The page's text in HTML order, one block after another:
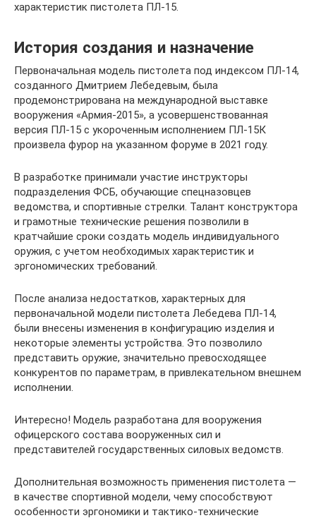
характеристик пистолета ПЛ-15.
История создания и назначение
Первоначальная модель пистолета под индексом ПЛ-14,
созданного Дмитрием Лебедевым, была
продемонстрирована на международной выставке
вооружения «Армия-2015», а усовершенствованная
версия ПЛ-15 с укороченным исполнением ПЛ-15К
произвела фурор на указанном форуме в 2021 году.
В разработке принимали участие инструкторы
подразделения ФСБ, обучающие спецназовцев
ведомства, и спортивные стрелки. Талант конструктора
и грамотные технические решения позволили в
кратчайшие сроки создать модель индивидуального
оружия, с учетом необходимых характеристик и
эргономических требований.
После анализа недостатков, характерных для
первоначальной модели пистолета Лебедева ПЛ-14,
были внесены изменения в конфигурацию изделия и
некоторые элементы устройства. Это позволило
представить оружие, значительно превосходящее
конкурентов по параметрам, в привлекательном внешнем
исполнении.
Интересно! Модель разработана для вооружения
офицерского состава вооруженных сил и
представителей государственных силовых ведомств.
Дополнительная возможность применения пистолета —
в качестве спортивной модели, чему способствуют
особенности эргономики и тактико-технические